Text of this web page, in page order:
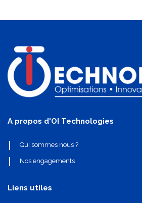
A propos d'OI Technologies
Qui sommes nous ?
Nos engagements
Liens utiles